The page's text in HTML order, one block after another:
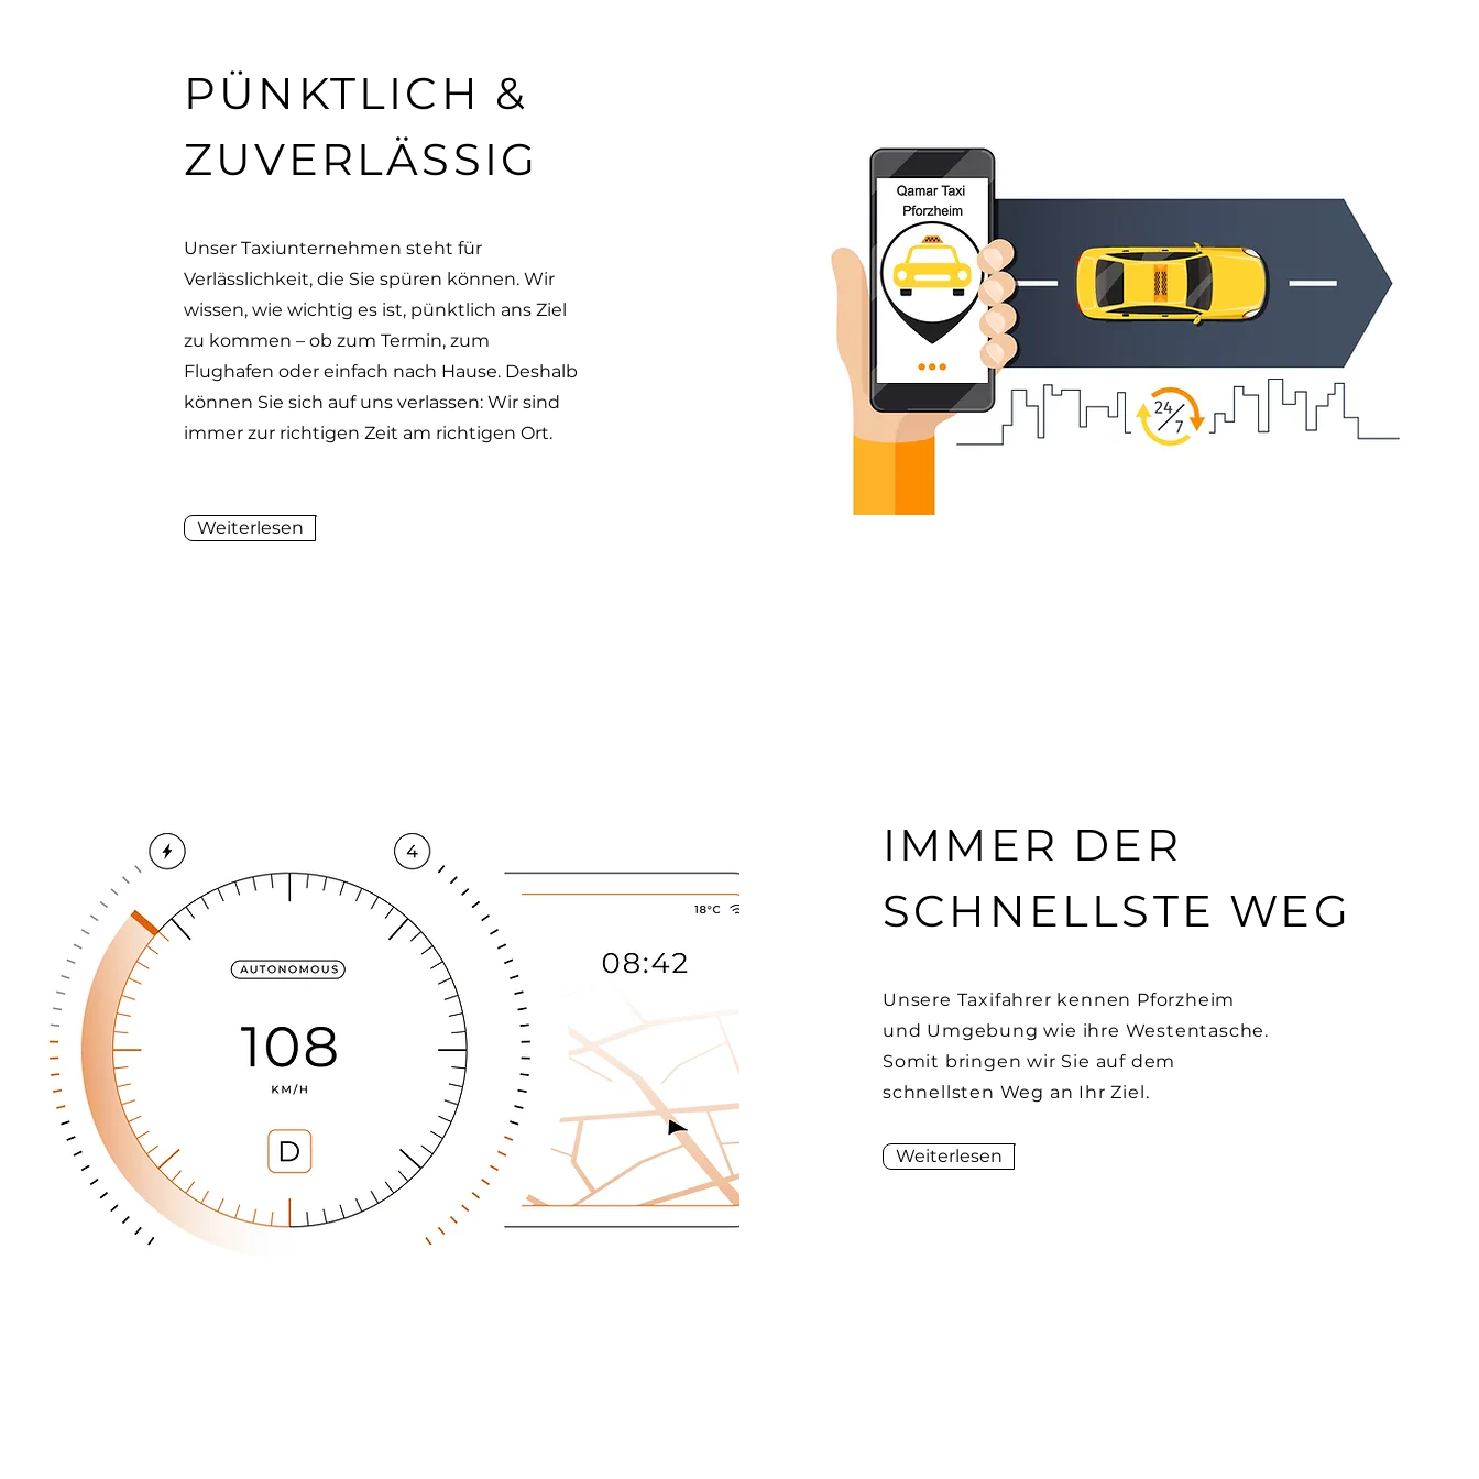
PÜNKTLICH &
ZUVERLÄSSIG
Unser Taxiunternehmen steht für
Verlässlichkeit, die Sie spüren können. Wir
wissen, wie wichtig es ist, pünktlich ans Ziel
zu kommen – ob zum Termin, zum
Flughafen oder einfach nach Hause. Deshalb
können Sie sich auf uns verlassen: Wir sind
immer zur richtigen Zeit am richtigen Ort.
Weiterlesen
IMMER DER
SCHNELLSTE WEG
Unsere Taxifahrer kennen Pforzheim
und Umgebung wie ihre Westentasche.
Somit bringen wir Sie auf dem
schnellsten Weg an Ihr Ziel.
Weiterlesen